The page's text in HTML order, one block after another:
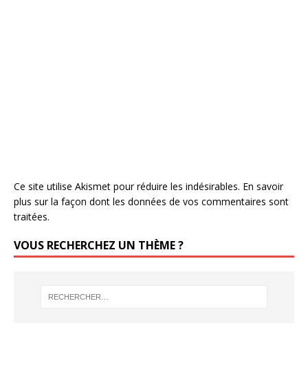
Ce site utilise Akismet pour réduire les indésirables. En savoir
plus sur la façon dont les données de vos commentaires sont
traitées.
VOUS RECHERCHEZ UN THÈME ?